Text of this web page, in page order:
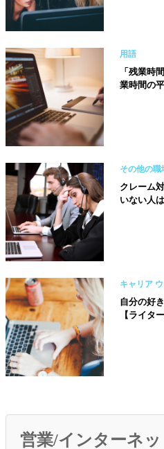
用語
「残業時
業時間の
その他の職
クレーム
いない人
キャリア
自分の好
【ライタ
営業/インターネッ